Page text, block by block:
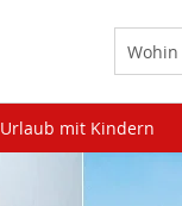
Urlaub mit Kindern